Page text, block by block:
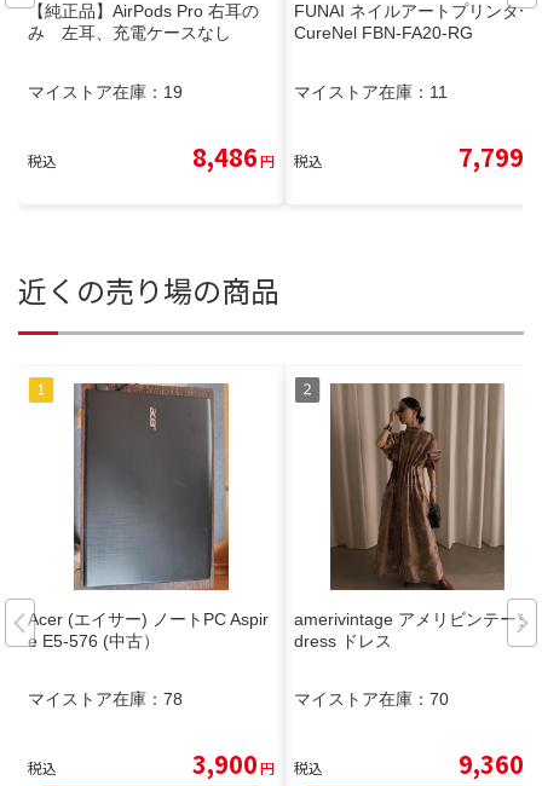
【純正品】AirPods Pro 右耳の
み 左耳、充電ケースなし
マイストア在庫： 19
税込 8,486円
FUNAI ネイルアートプリンター
CureNel FBN-FA20-RG
マイストア在庫： 11
税込 7,799
近くの売り場の商品
Acer (エイサー) ノートPC Aspir
e E5-576 (中古）
マイストア在庫： 78
税込 3,900円
amerivintage アメリビンテージ
dress ドレス
マイストア在庫： 70
税込 9,360